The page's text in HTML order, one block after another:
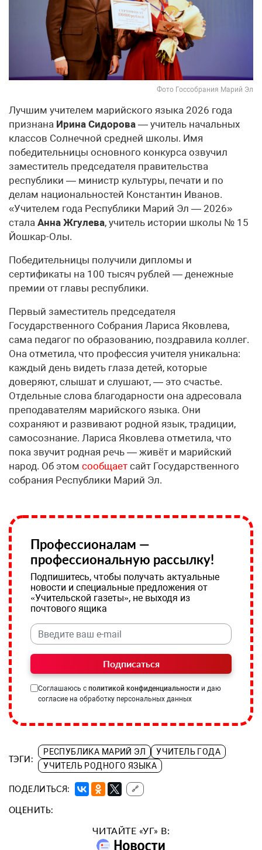
Фото Госсобрания Марий Эл
Лучшим учителем марийского языка 2026 года
признана Ирина Сидорова — учитель начальных
классов Солнечной средней школы. Имя
победительницы основного конкурса озвучил
заместитель председателя правительства
республики — министр культуры, печати и по
делам национальностей Константин Иванов.
«Учителем года Республики Марий Эл — 2026»
стала Анна Жгулева, учитель истории школы № 15
Йошкар-Олы.
Победительницы получили дипломы и
сертификаты на 100 тысяч рублей — денежные
премии от главы республики.
Первый заместитель председателя
Государственного Собрания Лариса Яковлева,
сама педагог по образованию, поздравила коллег.
Она отметила, что профессия учителя уникальна:
каждый день видеть глаза детей, которые
доверяют, слышат и слушают, — это счастье.
Отдельные слова благодарности она адресовала
преподавателям марийского языка. Они
сохраняют и развивают родной язык, традиции,
самосознание. Лариса Яковлева отметила, что
пока звучит родная речь — живёт и марийский
народ. Об этом сообщает сайт Государственного
собрания Республики Марий Эл.
Профессионалам —
профессиональную рассылку!
Подпишитесь, чтобы получать актуальные
новости и специальные предложения от
«Учительской газеты», не выходя из
почтового ящика
Подписаться
Соглашаюсь с политикой конфиденциальности и даю
согласие на обработку персональных данных
ТЭГИ:
РЕСПУБЛИКА МАРИЙ ЭЛ
УЧИТЕЛЬ ГОДА
УЧИТЕЛЬ РОДНОГО ЯЗЫКА
ПОДЕЛИТЬСЯ: 🔗
ОЦЕНИТЬ:
ЧИТАЙТЕ «УГ» В: